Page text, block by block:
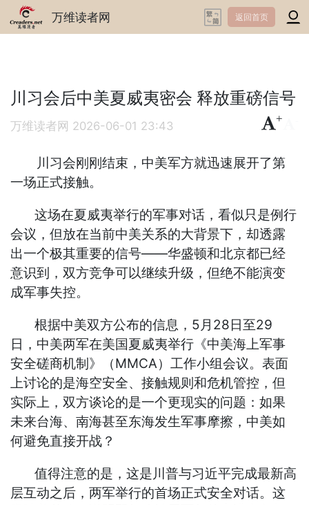
万维读者网 返回首页
川习会后中美夏威夷密会 释放重磅信号
万维读者网 2026-06-01 23:43
+
川习会刚刚结束，中美军方就迅速展开了第
一场正式接触。
这场在夏威夷举行的军事对话，看似只是例行
会议，但放在当前中美关系的大背景下，却透露
出一个极其重要的信号——华盛顿和北京都已经
意识到，双方竞争可以继续升级，但绝不能演变
成军事失控。
根据中美双方公布的信息，5月28日至29
日，中美两军在美国夏威夷举行《中美海上军事
安全磋商机制》（MMCA）工作小组会议。表面
上讨论的是海空安全、接触规则和危机管控，但
实际上，双方谈论的是一个更现实的问题：如果
未来台海、南海甚至东海发生军事摩擦，中美如
何避免直接开战？
值得注意的是，这是川普与习近平完成最新高
层互动之后，两军举行的首场正式安全对话。这